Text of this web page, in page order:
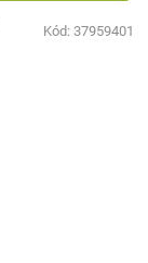
Kód: 37959401